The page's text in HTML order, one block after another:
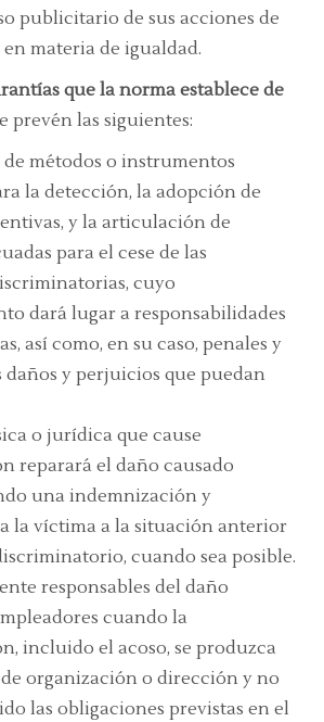
publicitario de sus acciones de
materia de igualdad.
que la norma establece de
prevén las siguientes:
métodos o instrumentos
la detección, la adopción de
y la articulación de
para el cese de las
cuyo
dará lugar a responsabilidades
así como, en su caso, penales y
daños y perjuicios que puedan
o jurídica que cause
reparará el daño causado
una indemnización y
la víctima a la situación anterior
cuando sea posible.
responsables del daño
cuando la
incluido el acoso, se produzca
organización o dirección y no
las obligaciones previstas en el